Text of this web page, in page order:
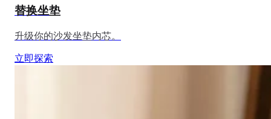
替换坐垫
升级你的沙发坐垫内芯。
立即探索